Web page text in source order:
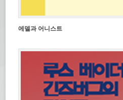
에델과 어니스트